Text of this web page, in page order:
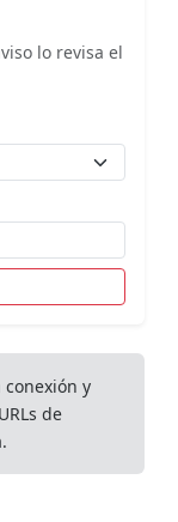
lo revisa el
conexión y
de